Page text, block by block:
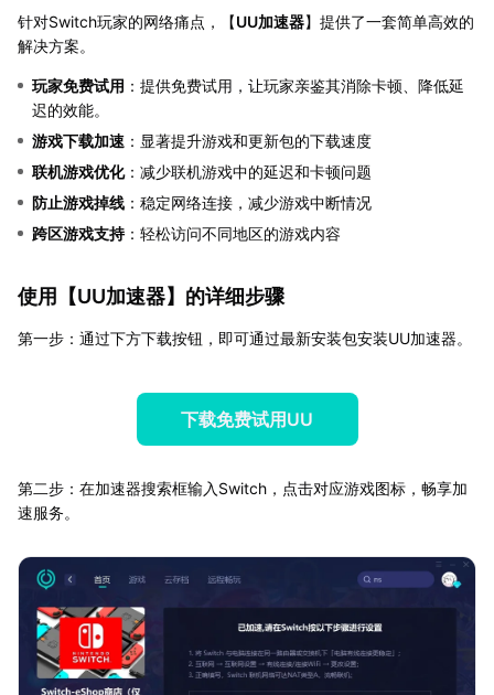
针对Switch玩家的网络痛点，【UU加速器】提供了一套简单高效的
解决方案。
玩家免费试用 ：提供免费试用，让玩家亲鉴其消除卡顿、降低延
迟的效能。
游戏下载加速 ：显著提升游戏和更新包的下载速度
联机游戏优化：减少联机游戏中的延迟和卡顿问题
防止游戏掉线 ：稳定网络连接，减少游戏中断情况
跨区游戏支持：轻松访问不同地区的游戏内容
使用【UU加速器】的详细步骤
第一步：通过下方下载按钮，即可通过最新安装包安装UU加速器。
下载免费试用UU
第二步：在加速器搜索框输入Switch，点击对应游戏图标，畅享加
速服务。